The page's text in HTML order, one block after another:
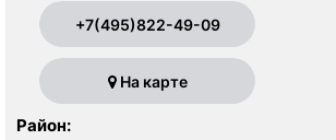
+7(495)822-49-09
На карте
Район: